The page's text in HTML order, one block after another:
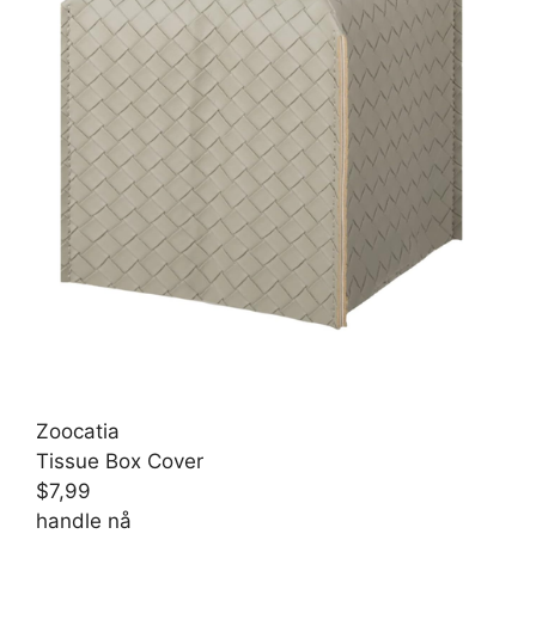
Zoocatia
Tissue Box Cover
$7,99
handle nå